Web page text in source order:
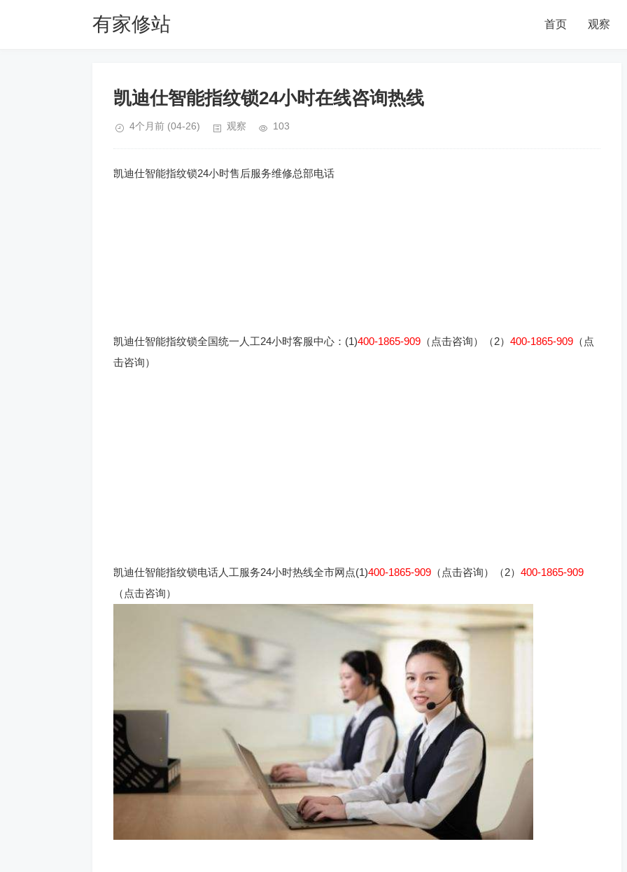
有家修站 首页 观察
凯迪仕智能指纹锁24小时在线咨询热线
4个月前 (04-26) 观察 103
凯迪仕智能指纹锁24小时售后服务维修总部电话
凯迪仕智能指纹锁全国统一人工24小时客服中心：(1)400-1865-909 （点击咨询）（2） 400-1865-909 （点
击咨询）
凯迪仕智能指纹锁电话人工服务24小时热线全市网点(1)400-1865-909 （点击咨询）（2） 400-1865-909
（点击咨询）